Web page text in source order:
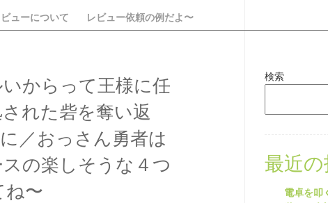
ビューについて レビュー依頼の例だよ〜
からって王様に任
れた砦を奪い返
／おっさん勇者は
の楽しそうな４つ
ね〜
検索
最近
電卓を叩